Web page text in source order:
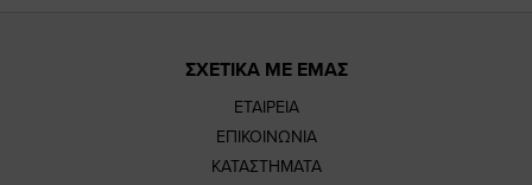
ΣΧΕΤΙΚΑ ΜΕ ΕΜΑΣ
ΕΤΑΙΡΕΙΑ
ΕΠΙΚΟΙΝΩΝΙΑ
ΚΑΤΑΣΤΗΜΑΤΑ